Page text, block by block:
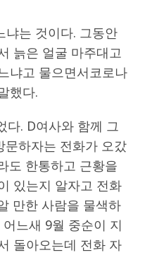
냐는 것이다. 그동안
늙은 얼굴 마주대고
냐고 물으면서코로나
했다.
다. D여사와 함께 그
문하자는 전화가 오갔
도 한통하고 근황을
있는지 알자고 전화
만한 사람을 물색하
느새 9월 중순이 지
돌아오는데 전화 자